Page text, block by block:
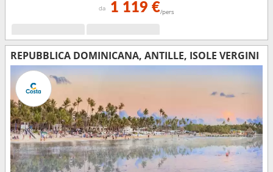
da 1 119 €/pers
REPUBBLICA DOMINICANA, ANTILLE, ISOLE VERGINI